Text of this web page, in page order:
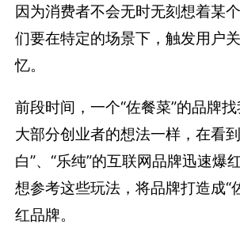
因为消费者不会无时无刻想着某
们要在特定的场景下，触发用户
忆。
前段时间，一个“佐餐菜”的品牌
大部分创业者的想法一样，在看
白”、“乐纯”的互联网品牌迅速爆
想参考这些玩法，将品牌打造成“
红品牌。